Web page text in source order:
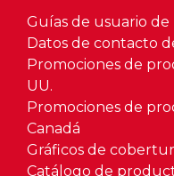
Guías de usuario
Datos de contacto
Promociones de
UU.
Promociones de
Canadá
Gráficos de
Catálogo de